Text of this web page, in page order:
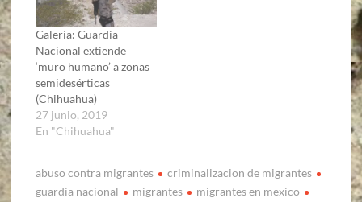
Galería: Guardia
Nacional extiende
‘muro humano’ a zonas
semidesérticas
(Chihuahua)
27 junio, 2019
En "Chihuahua"
abuso contra migrantes
criminalizacion de migrantes
guardia nacional
migrantes
migrantes en mexico